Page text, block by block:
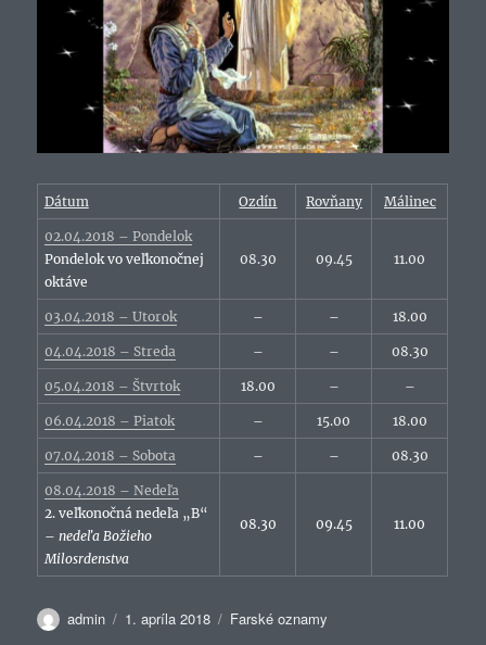
Dátum Ozdín Rovňany Málinec
02.04.2018 – Pondelok
Pondelok vo veľkonočnej
oktáve
08.30 09.45 11.00
03.04.2018 – Utorok – – 18.00
04.04.2018 – Streda – – 08.30
05.04.2018 – Štvrtok 18.00 – –
06.04.2018 – Piatok – 15.00 18.00
07.04.2018 – Sobota – – 08.30
08.04.2018 – Nedeľa
2. veľkonočná nedeľa „B“
– nedeľa Božieho
Milosrdenstva
08.30 09.45 11.00
Autor
admin Publikované
1. apríla 2018 Kategórie
Farské oznamy